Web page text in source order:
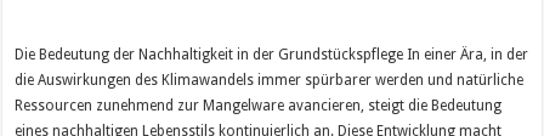
Die Bedeutung der Nachhaltigkeit in der Grundstückspflege In einer Ära, in der
die Auswirkungen des Klimawandels immer spürbarer werden und natürliche
Ressourcen zunehmend zur Mangelware avancieren, steigt die Bedeutung
eines nachhaltigen Lebensstils kontinuierlich an. Diese Entwicklung macht